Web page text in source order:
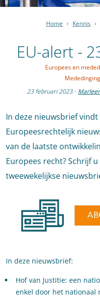
Home › Kennis ›
EU-alert -
Europees en
23 februari 2023 ·
In deze nieuwsbrief
Europeesrechtelijk
van de laatste
Europees recht? Schrijf
tweewekelijkse
In deze nieuwsbrief:
Hof van Justitie: een
enkel door het nationaal